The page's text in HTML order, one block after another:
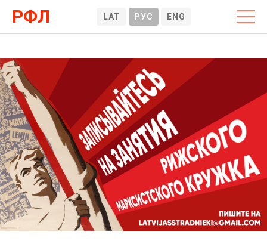
РФЛ LAT РУС ENG